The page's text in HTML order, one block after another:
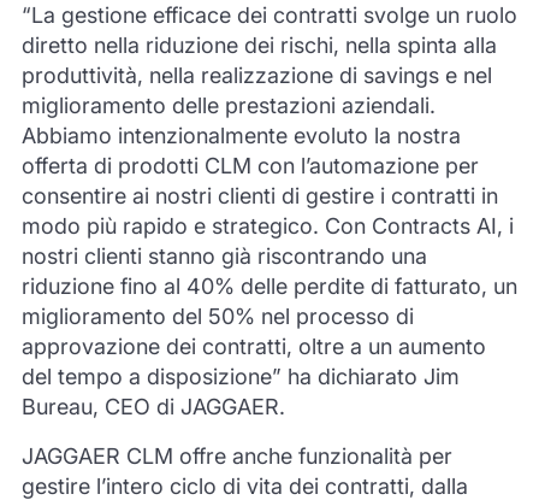
“La gestione efficace dei contratti svolge un ruolo
diretto nella riduzione dei rischi, nella spinta alla
produttività, nella realizzazione di savings e nel
miglioramento delle prestazioni aziendali.
Abbiamo intenzionalmente evoluto la nostra
offerta di prodotti CLM con l’automazione per
consentire ai nostri clienti di gestire i contratti in
modo più rapido e strategico. Con Contracts AI, i
nostri clienti stanno già riscontrando una
riduzione fino al 40% delle perdite di fatturato, un
miglioramento del 50% nel processo di
approvazione dei contratti, oltre a un aumento
del tempo a disposizione” ha dichiarato Jim
Bureau, CEO di JAGGAER.
JAGGAER CLM offre anche funzionalità per
gestire l’intero ciclo di vita dei contratti, dalla